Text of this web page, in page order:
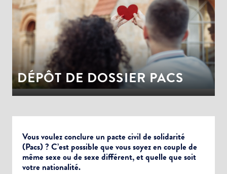
LA VILLE
DÉMOCRATIE
PARTICIPATIVE
DÉPÔT DE DOSSIER PACS
Vous voulez conclure un pacte civil de solidarité
(Pacs) ? C’est possible que vous soyez en couple de
même sexe ou de sexe différent, et quelle que soit
votre nationalité.